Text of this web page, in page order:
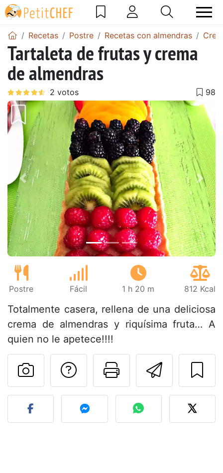
Recetas Postre Recetas con almendras
Tartaleta de frutas y crema
de almendras
Anterior
Postre Fácil 1 h 20 m 812 Kcal
Totalmente casera, rellena de una deliciosa
crema de almendras y riquísima fruta… A
quien no le apetece!!!!
Imprimir
Preguntar al autor
Publicar la foto de esta